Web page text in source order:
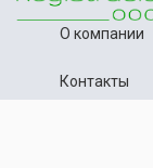
О компании
Контакты